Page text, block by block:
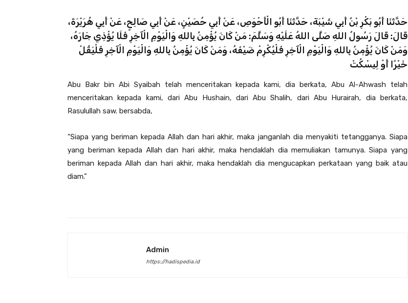
حَدَّثَنَا أَبُو بَكْرِ بْنُ أَبِي شَيْبَةَ، حَدَّثَنَا أَبُو الْأَحْوَصِ، عَنْ أَبِي حُصَيْنٍ، عَنْ أَبِي صَالِحٍ، عَنْ أَبِي هُرَيْرَةَ،
قَالَ: قَالَ رَسُولُ اللهِ صَلَّى اللهُ عَلَيْهِ وَسَلَّمَ: مَنْ كَانَ يُؤْمِنُ بِاللهِ وَالْيَوْمِ الْآخِرِ فَلَا يُؤْذِي جَارَهُ،
وَمَنْ كَانَ يُؤْمِنُ بِاللهِ وَالْيَوْمِ الْآخِرِ فَلْيُكْرِمْ ضَيْفَهُ، وَمَنْ كَانَ يُؤْمِنُ بِاللهِ وَالْيَوْمِ الْآخِرِ فَلْيَقُلْ
خَيْرًا أَوْ لِيسْكُتْ
Abu Bakr bin Abi Syaibah telah menceritakan kepada kami, dia berkata, Abu Al-Ahwash telah
menceritakan kepada kami, dari Abu Hushain, dari Abu Shalih, dari Abu Hurairah, dia berkata,
Rasulullah saw. bersabda,
“Siapa yang beriman kepada Allah dan hari akhir, maka janganlah dia menyakiti tetangganya. Siapa
yang beriman kepada Allah dan hari akhir, maka hendaklah dia memuliakan tamunya. Siapa yang
beriman kepada Allah dan hari akhir, maka hendaklah dia mengucapkan perkataan yang baik atau
diam.”
Admin
https://hadispedia.id